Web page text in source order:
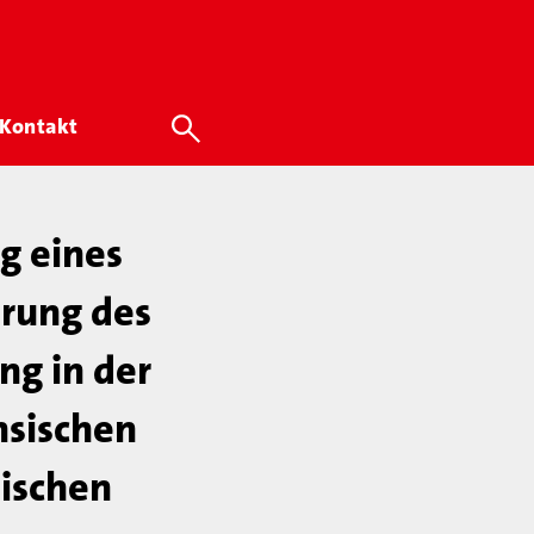
Kontakt
eines
des
in der